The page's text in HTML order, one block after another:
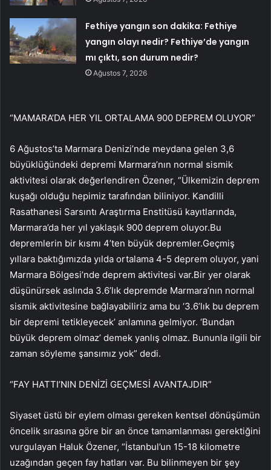
Fethiye yangın son dakika: Fethiye
yangın olayı nedir? Fethiye’de yangın
mı çıktı, son durum nedir?
Ağustos 7, 2026
“MAMARA’DA HER YIL ORTALAMA 900 DEPREM OLUYOR”
6 Ağustos’ta Marmara Denizi’nde meydana gelen 3,6
büyüklüğündeki depremi Marmara’nın normal sismik
aktivitesi olarak değerlendiren Özener, “Ülkemizin deprem
kuşağı olduğu hepimiz tarafından biliniyor. Kandilli
Rasathanesi Sarsıntı Araştırma Enstitüsü kayıtlarında,
Marmara’da her yıl yaklaşık 900 deprem oluyor.Bu
depremlerin bir kısmı 4’ten büyük depremler.Geçmiş
yıllara baktığımızda yılda ortalama 4-5 deprem oluyor, yani
Marmara Bölgesi’nde deprem aktivitesi var.Bir yer olarak
düşünürsek aslında 3.6’lık depremde Marmara’nın normal
sismik aktivitesine bağlayabiliriz ama bu ‘3.6’lık bu deprem
bir depremi tetikleyecek’ anlamına gelmiyor. ‘Bundan
büyük deprem olmaz’ demek yanlış olmaz. Bununla ilgili bir
zaman söyleme şansımız yok” dedi.
“FAY HATTI’NIN DENİZİ GEÇMESİ AVANTAJDIR”
Siyaset üstü bir eylem olması gereken kentsel dönüşümün
öncelik sırasına göre bir an önce tamamlanması gerektiğini
vurgulayan Haluk Özener, “İstanbul’un 15-18 kilometre
uzağından geçen fay hatları var. Bu bilinmeyen bir şey